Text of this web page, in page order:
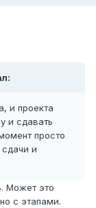
и проекта
и сдавать
просто
и
Может это
с этапами.